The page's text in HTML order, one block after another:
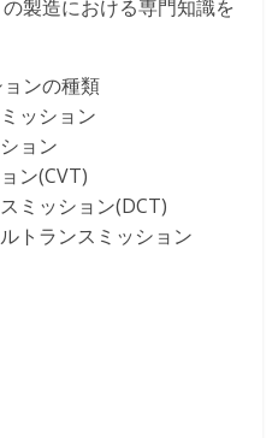
製造における専門知識を
ンの種類
ッション
ョン
ン(CVT)
ミッション(DCT)
トランスミッション